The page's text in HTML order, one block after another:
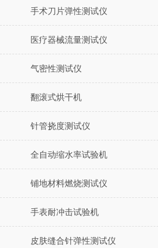
手术刀片弹性测试仪
医疗器械流量测试仪
气密性测试仪
翻滚式烘干机
针管挠度测试仪
全自动缩水率试验机
铺地材料燃烧测试仪
手表耐冲击试验机
皮肤缝合针弹性测试仪